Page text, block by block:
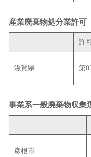
産業廃棄物処分業許可
許
滋賀県 第
事業系一般廃棄物収集
彦根市